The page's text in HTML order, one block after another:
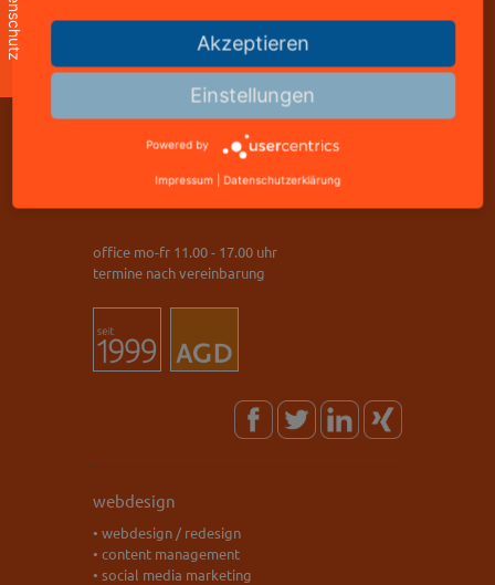
telefon: +49 9221 823502
freecall: 0800 8288800
telefax: +49 9221 823502
www.@mediastyle.de
office mo-fr 11.00 - 17.00 uhr
termine nach vereinbarung
webdesign
• webdesign / redesign
• content management
• social media marketing
Akzeptieren
Einstellungen
Powered by
Impressum Datenschutzerklärung